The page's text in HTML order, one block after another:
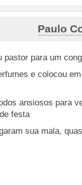
Paulo
para um
e colocou
ansiosos para
festa
sua mala,